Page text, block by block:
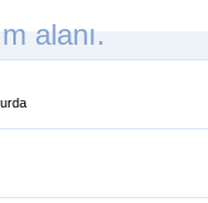
alanı.